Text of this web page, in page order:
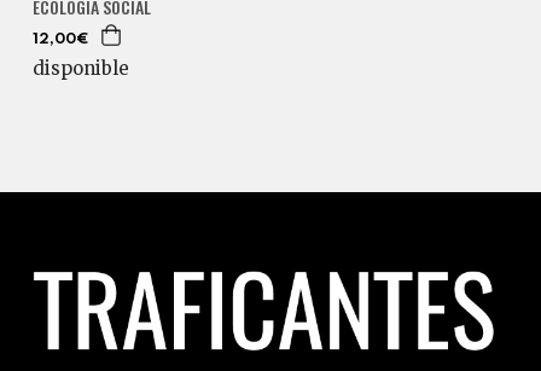
ECOLOGÍA SOCIAL
12,00€
disponible